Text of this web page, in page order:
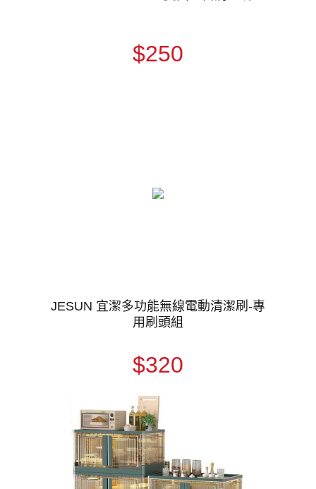
$250
JESUN 宜潔多功能無線電動清潔刷-專
用刷頭組
$320